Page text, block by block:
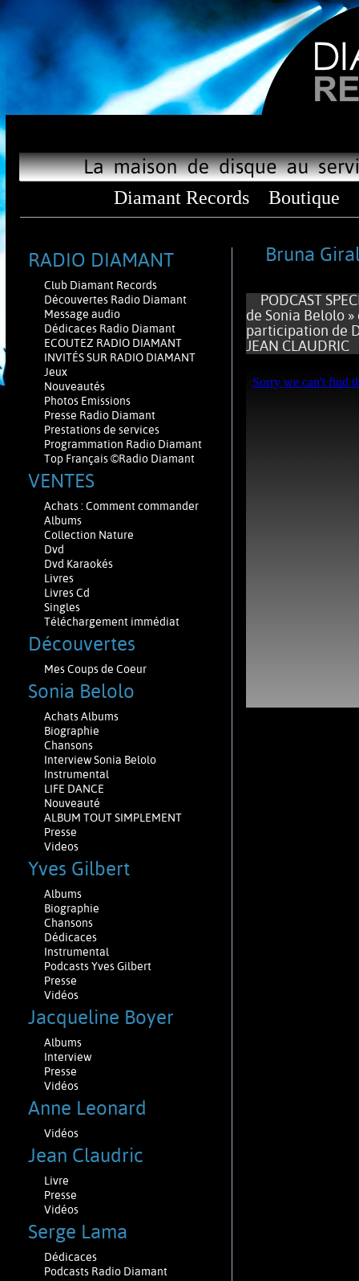
Diamant Records Boutique
RADIO DIAMANT
Club Diamant Records
Découvertes Radio Diamant
Message audio
Dédicaces Radio Diamant
ECOUTEZ RADIO DIAMANT
INVITÉS SUR RADIO DIAMANT
Jeux
Nouveautés
Photos Emissions
Presse Radio Diamant
Prestations de services
Programmation Radio Diamant
Top Français ©Radio Diamant
VENTES
Achats : Comment commander
Albums
Collection Nature
Dvd
Dvd Karaokés
Livres
Livres Cd
Singles
Téléchargement immédiat
Découvertes
Mes Coups de Coeur
Sonia Belolo
Achats Albums
Biographie
Chansons
Interview Sonia Belolo
Instrumental
LIFE DANCE
Nouveauté
ALBUM TOUT SIMPLEMENT
Presse
Videos
Yves Gilbert
Albums
Biographie
Chansons
Dédicaces
Instrumental
Podcasts Yves Gilbert
Presse
Vidéos
Jacqueline Boyer
Albums
Interview
Presse
Vidéos
Anne Leonard
Vidéos
Jean Claudric
Livre
Presse
Vidéos
Serge Lama
Dédicaces
Podcasts Radio Diamant
Bruna
PODCAST
de Sonia Belolo
participation de
JEAN CLAUDRIC